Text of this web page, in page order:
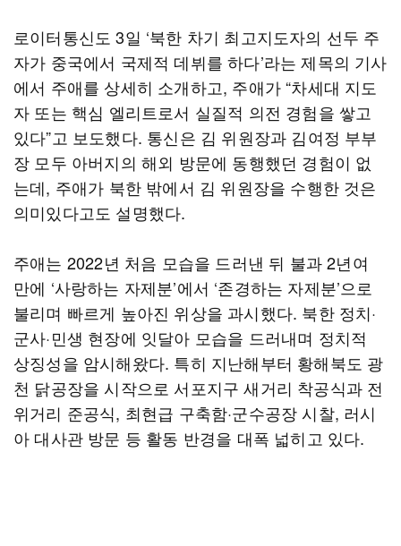
로이터통신도 3일 ‘북한 차기 최고지도자의 선두 주
자가 중국에서 국제적 데뷔를 하다’라는 제목의 기사
에서 주애를 상세히 소개하고, 주애가 “차세대 지도
자 또는 핵심 엘리트로서 실질적 의전 경험을 쌓고
있다”고 보도했다. 통신은 김 위원장과 김여정 부부
장 모두 아버지의 해외 방문에 동행했던 경험이 없
는데, 주애가 북한 밖에서 김 위원장을 수행한 것은
의미있다고도 설명했다.
주애는 2022년 처음 모습을 드러낸 뒤 불과 2년여
만에 ‘사랑하는 자제분’에서 ‘존경하는 자제분’으로
불리며 빠르게 높아진 위상을 과시했다. 북한 정치·
군사·민생 현장에 잇달아 모습을 드러내며 정치적
상징성을 암시해왔다. 특히 지난해부터 황해북도 광
천 닭공장을 시작으로 서포지구 새거리 착공식과 전
위거리 준공식, 최현급 구축함·군수공장 시찰, 러시
아 대사관 방문 등 활동 반경을 대폭 넓히고 있다.